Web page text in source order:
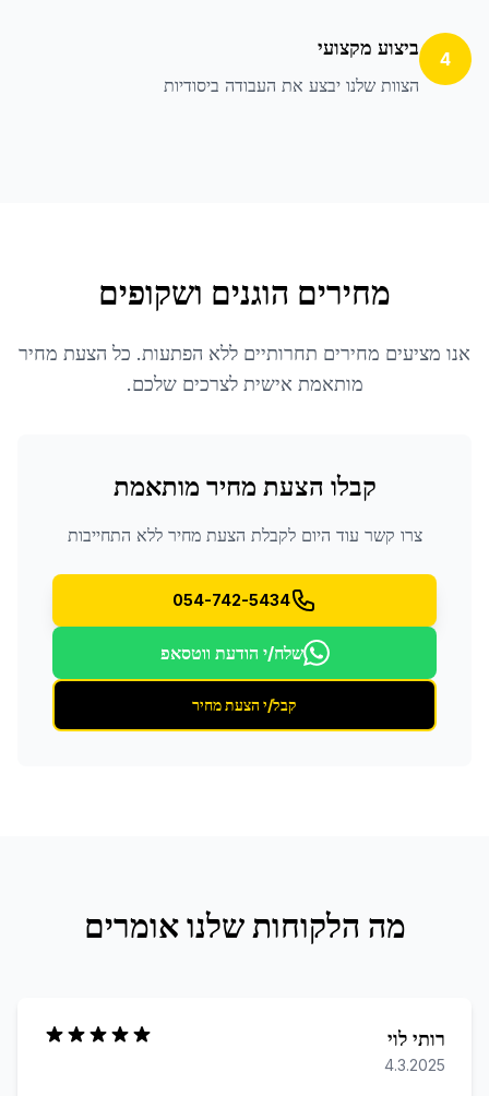
4 ביצוע מקצועי
הצוות שלנו יבצע את העבודה ביסודיות
מחירים הוגנים ושקופים
אנו מציעים מחירים תחרותיים ללא הפתעות. כל הצעת מחיר
מותאמת אישית לצרכים שלכם.
קבלו הצעת מחיר מותאמת
צרו קשר עוד היום לקבלת הצעת מחיר ללא התחייבות
054-742-5434
שלח/י הודעת ווטסאפ
קבל/י הצעת מחיר
מה הלקוחות שלנו אומרים
רותי לוי
4.3.2025